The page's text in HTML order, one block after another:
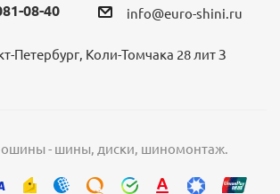
08-40 info@euro-shini.ru
Петербург, Коли-Томчака 28 лит З
- шины, диски, шиномонтаж.